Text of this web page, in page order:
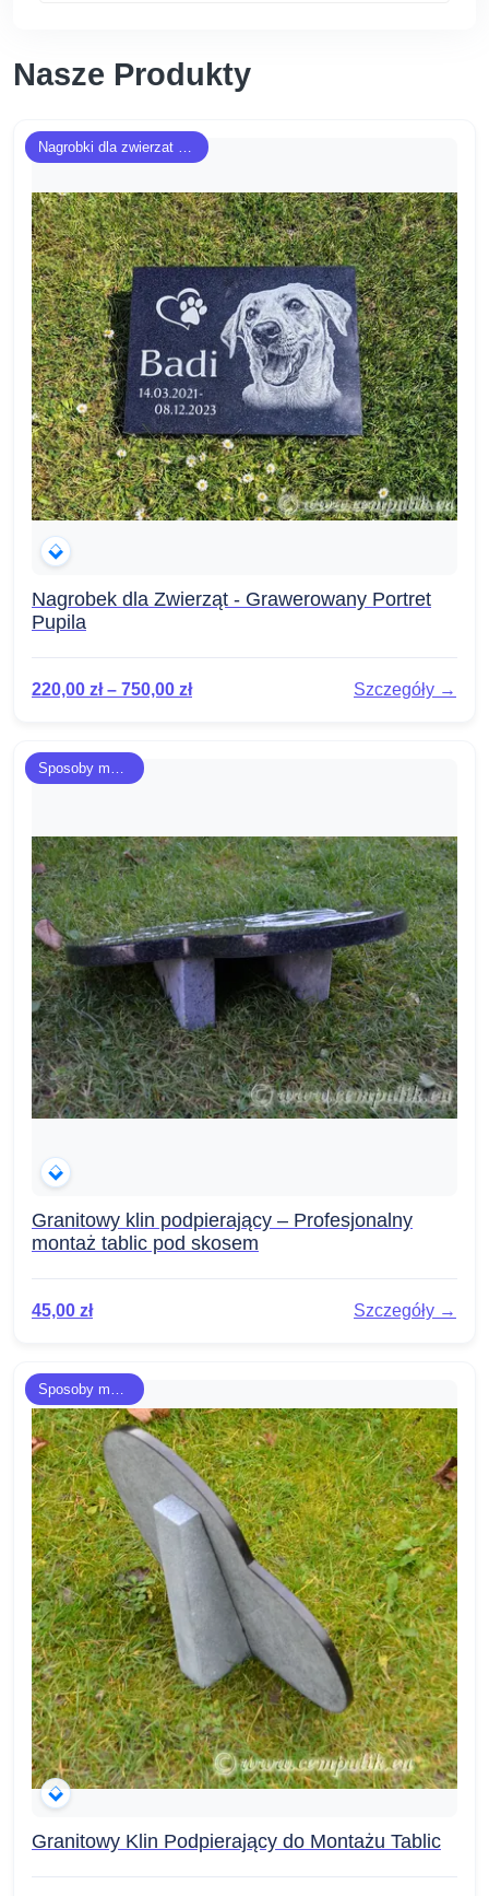
Nasze Produkty
Nagrobki dla zwierzat - płyty
Nagrobek dla Zwierząt - Grawerowany Portret
Pupila
220,00 zł – 750,00 zł Szczegóły →
Sposoby montażu
Granitowy klin podpierający – Profesjonalny
montaż tablic pod skosem
45,00 zł Szczegóły →
Sposoby montażu
Granitowy Klin Podpierający do Montażu Tablic